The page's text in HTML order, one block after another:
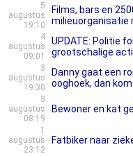
5
augustus
19:10
Films, bars en
milieuorganisatie
4
augustus
09:01
UPDATE: Politie
grootschalige
3
augustus
19:30
Danny gaat een
ooghoek, dan
3
augustus
08:19
Bewoner en kat
1
augustus
23:12
Fatbiker naar